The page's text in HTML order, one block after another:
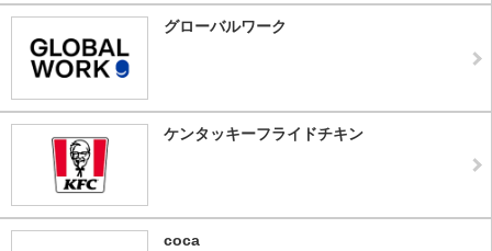
グローバルワーク
ケンタッキーフライドチキン
coca